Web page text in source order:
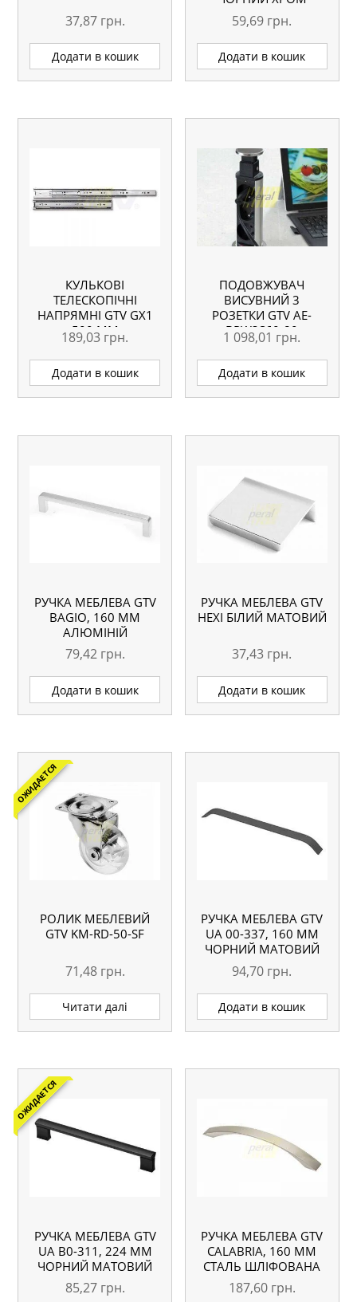
37,87 грн.
Додати в кошик
59,69 грн.
Додати в кошик
КУЛЬКОВІ
ТЕЛЕСКОПІЧНІ
НАПРЯМНІ GTV GX1
500 ММ
189,03 грн.
Додати в кошик
ПОДОВЖУВАЧ
ВИСУВНИЙ 3
РОЗЕТКИ GTV AE-
BPW3S60-80
(SCHUCKO) СІРИЙ ІЗ
ПРОВОДОМ 1,5
МЕТРА
1 098,01 грн.
Додати в кошик
РУЧКА МЕБЛЕВА GTV
BAGIO, 160 ММ
АЛЮМІНІЙ
79,42 грн.
Додати в кошик
РУЧКА МЕБЛЕВА GTV
HEXI БІЛИЙ МАТОВИЙ
37,43 грн.
Додати в кошик
ОЖИДАЕТСЯ
РОЛИК МЕБЛЕВИЙ
GTV KM-RD-50-SF
71,48 грн.
Читати далі
РУЧКА МЕБЛЕВА GTV
UA 00-337, 160 ММ
ЧОРНИЙ МАТОВИЙ
94,70 грн.
Додати в кошик
ОЖИДАЕТСЯ
РУЧКА МЕБЛЕВА GTV
UA B0-311, 224 ММ
ЧОРНИЙ МАТОВИЙ
85,27 грн.
РУЧКА МЕБЛЕВА GTV
CALABRIA, 160 ММ
СТАЛЬ ШЛІФОВАНА
187,60 грн.